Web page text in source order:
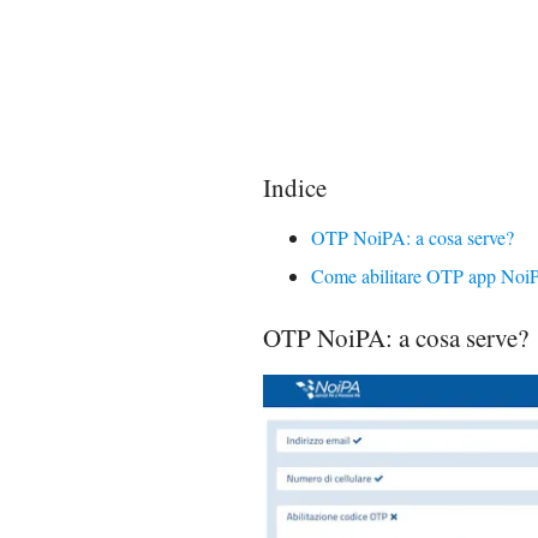
Indice
OTP NoiPA: a cosa serve?
Come abilitare OTP app
OTP NoiPA: a cosa serve?